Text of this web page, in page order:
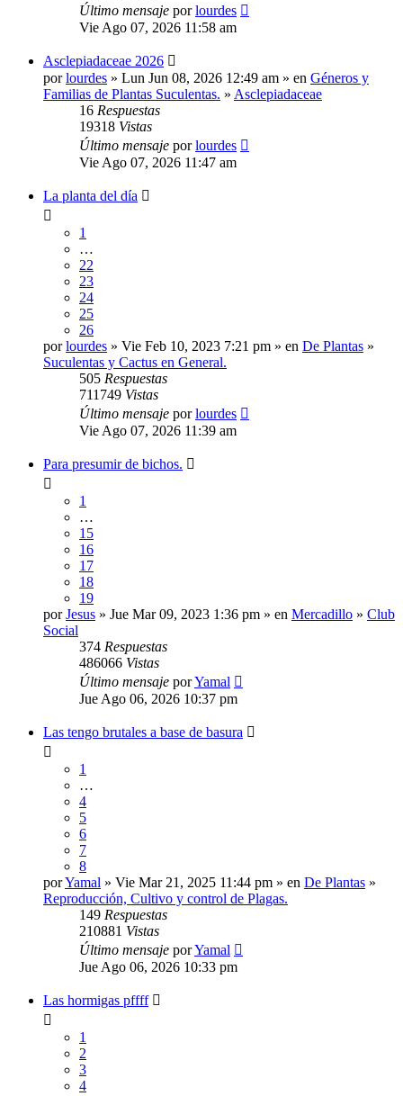
Último mensaje porlourdes
Vie Ago 07, 2026 11:58 am
Asclepiadaceae 2026
porlourdes » Lun Jun 08, 2026 12:49 am » en Géneros y
Familias de Plantas Suculentas. » Asclepiadaceae
16 Respuestas
19318 Vistas
Último mensaje porlourdes
Vie Ago 07, 2026 11:47 am
La planta del día
1
…
22
23
24
25
26
porlourdes » Vie Feb 10, 2023 7:21 pm » en De Plantas »
Suculentas y Cactus en General.
505 Respuestas
711749 Vistas
Último mensaje porlourdes
Vie Ago 07, 2026 11:39 am
Para presumir de bichos.
1
…
15
16
17
18
19
porJesus » Jue Mar 09, 2023 1:36 pm » en Mercadillo » Club
Social
374 Respuestas
486066 Vistas
Último mensaje porYamal
Jue Ago 06, 2026 10:37 pm
Las tengo brutales a base de basura
1
…
4
5
6
7
8
porYamal » Vie Mar 21, 2025 11:44 pm » en De Plantas »
Reproducción, Cultivo y control de Plagas.
149 Respuestas
210881 Vistas
Último mensaje porYamal
Jue Ago 06, 2026 10:33 pm
Las hormigas pffff
1
2
3
4